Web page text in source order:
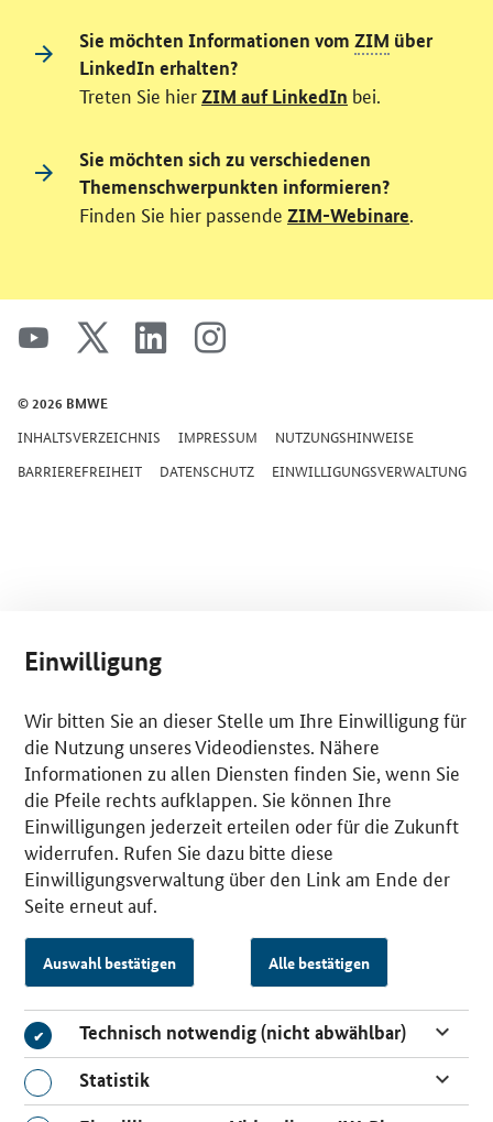
Sie möchten Informationen vom ZIM über
LinkedIn erhalten?
Treten Sie hierZIM auf LinkedIn bei.
Sie möchten sich zu verschiedenen
Themenschwerpunkten informieren?
Finden Sie hier passende ZIM-Webinare.
SrOnlyServicemenü
youtube linkedin instagram
© 2026 BMWE
INHALTSVERZEICHNIS IMPRESSUM
NUTZUNGSHINWEISE
BARRIEREFREIHEIT
DATENSCHUTZ EINWILLIGUNGSVERWALTUNG
Einwilligung
Wir bitten Sie an dieser Stelle um Ihre Einwilligung für
die Nutzung unseres Videodienstes. Nähere
Informationen zu allen Diensten finden Sie, wenn Sie
die Pfeile rechts aufklappen. Sie können Ihre
Einwilligungen jederzeit erteilen oder für die Zukunft
widerrufen. Rufen Sie dazu bitte diese
Einwilligungsverwaltung über den Link am Ende der
Seite erneut auf.
Auswahl bestätigen Alle bestätigen
Technisch notwendig (nicht abwählbar)
Technisch notwendig (nicht abwählbar)
Statistik
Statistik